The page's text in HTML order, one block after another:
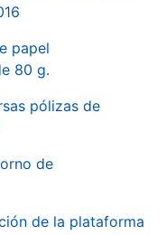
papel
80 g.
pólizas de
de
de la plataforma